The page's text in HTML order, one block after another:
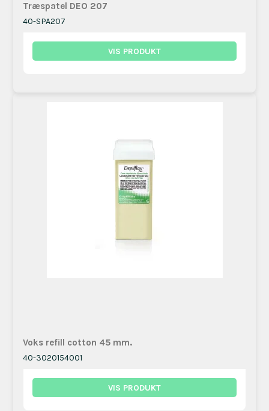
Træspatel DEO 207
40-SPA207
VIS PRODUKT
Voks refill cotton 45 mm.
40-3020154001
VIS PRODUKT